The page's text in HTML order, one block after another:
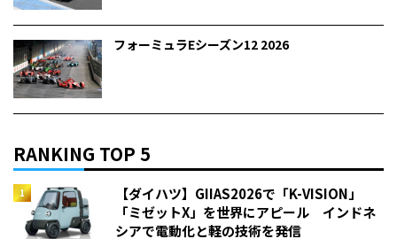
フォーミュラEシーズン12 2026
RANKING TOP 5
【ダイハツ】GIIAS2026で「K-VISION」
「ミゼットX」を世界にアピール インドネ
シアで電動化と軽の技術を発信